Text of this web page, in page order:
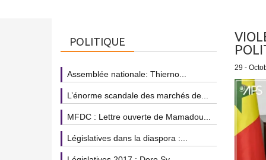
29 -
POLITIQUE
Assemblée nationale: Thierno...
L’énorme scandale des marchés de...
MFDC : Lettre ouverte de Mamadou...
Législatives dans la diaspora :...